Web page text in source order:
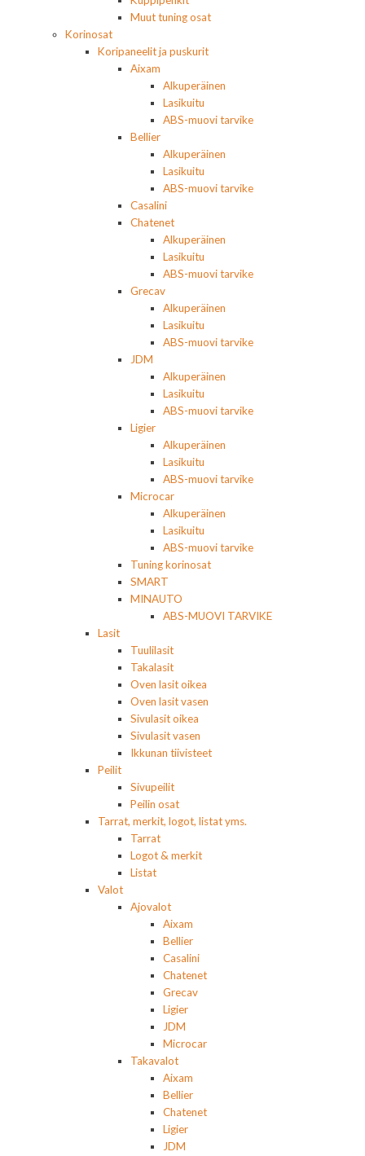
Muut tuning osat
Korinosat
Koripaneelit ja puskurit
Aixam
Alkuperäinen
Lasikuitu
ABS-muovi tarvike
Bellier
Alkuperäinen
Lasikuitu
ABS-muovi tarvike
Casalini
Chatenet
Alkuperäinen
Lasikuitu
ABS-muovi tarvike
Grecav
Alkuperäinen
Lasikuitu
ABS-muovi tarvike
JDM
Alkuperäinen
Lasikuitu
ABS-muovi tarvike
Ligier
Alkuperäinen
Lasikuitu
ABS-muovi tarvike
Microcar
Alkuperäinen
Lasikuitu
ABS-muovi tarvike
Tuning korinosat
SMART
MINAUTO
ABS-MUOVI TARVIKE
Lasit
Tuulilasit
Takalasit
Oven lasit oikea
Oven lasit vasen
Sivulasit oikea
Sivulasit vasen
Ikkunan tiivisteet
Peilit
Sivupeilit
Peilin osat
Tarrat, merkit, logot, listat yms.
Tarrat
Logot & merkit
Listat
Valot
Ajovalot
Aixam
Bellier
Casalini
Chatenet
Grecav
Ligier
JDM
Microcar
Takavalot
Aixam
Bellier
Chatenet
Ligier
JDM